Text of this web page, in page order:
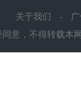
关于我们 -
同意，不得转载本